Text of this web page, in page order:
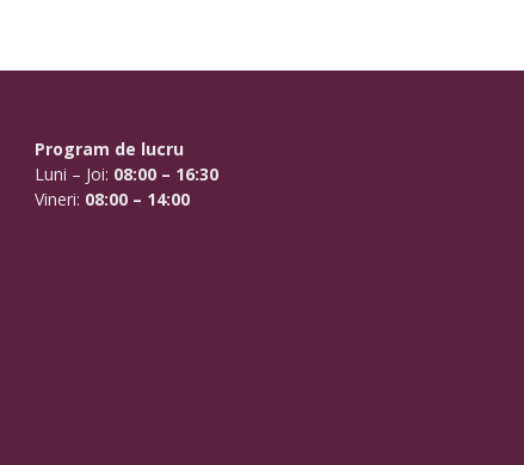
Program de lucru
Luni – Joi: 08:00 – 16:30
Vineri: 08:00 – 14:00